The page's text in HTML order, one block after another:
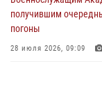
получившим
погоны
28 июля 2026, 09:09